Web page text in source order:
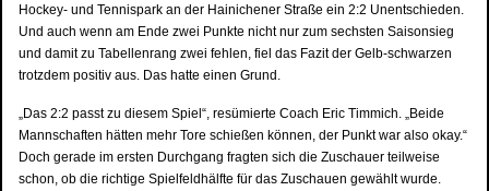
Hockey- und Tennispark an der Hainichener Straße ein 2:2 Unentschieden.
Und auch wenn am Ende zwei Punkte nicht nur zum sechsten Saisonsieg
und damit zu Tabellenrang zwei fehlen, fiel das Fazit der Gelb-schwarzen
trotzdem positiv aus. Das hatte einen Grund.
„Das 2:2 passt zu diesem Spiel“, resümierte Coach Eric Timmich. „Beide
Mannschaften hätten mehr Tore schießen können, der Punkt war also okay.“
Doch gerade im ersten Durchgang fragten sich die Zuschauer teilweise
schon, ob die richtige Spielfeldhälfte für das Zuschauen gewählt wurde.